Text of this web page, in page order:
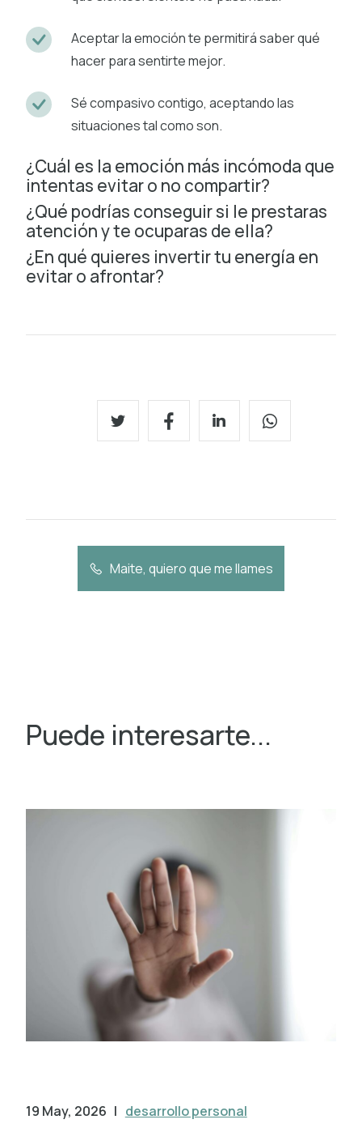
Aceptar la emoción te permitirá saber qué
hacer para sentirte mejor.
Sé compasivo contigo, aceptando las
situaciones tal como son.
¿Cuál es la emoción más incómoda que
intentas evitar o no compartir?
¿Qué podrías conseguir si le prestaras
atención y te ocuparas de ella?
¿En qué quieres invertir tu energía en
evitar o afrontar?
Maite, quiero que me llames
Puede interesarte...
19 May, 2026 | desarrollo personal